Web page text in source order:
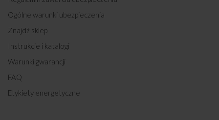
Ogólne warunki ubezpieczenia
Znajdź sklep
Instrukcje i katalogi
Warunki gwarancji
FAQ
Etykiety energetyczne